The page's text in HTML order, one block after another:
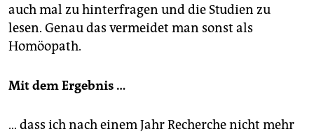
auch mal zu hinterfragen und die Studien zu
lesen. Genau das vermeidet man sonst als
Homöopath.
Mit dem Ergebnis …
… dass ich nach einem Jahr Recherche nicht mehr